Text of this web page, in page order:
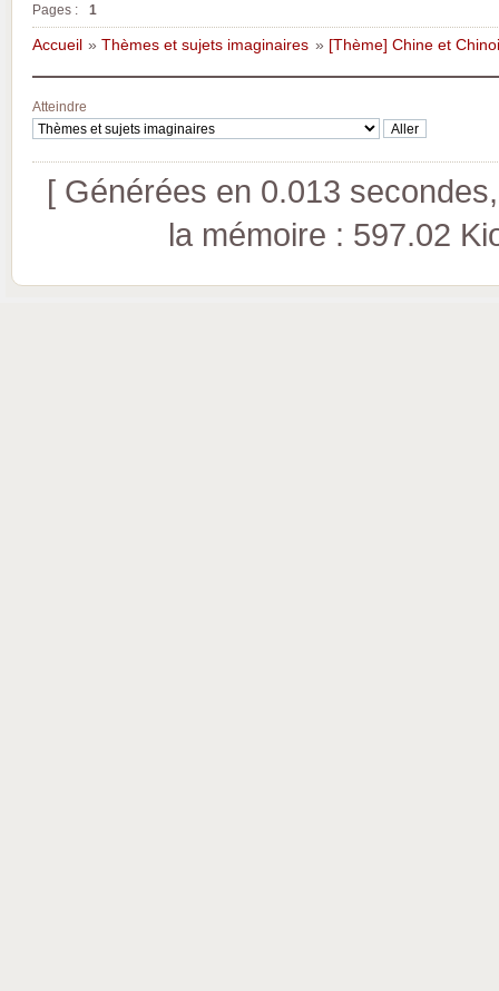
Pages : 1
Accueil »Thèmes et sujets imaginaires » [Thème] Chine et
Atteindre
[ Générées en 0.013
la mémoire : 597.02